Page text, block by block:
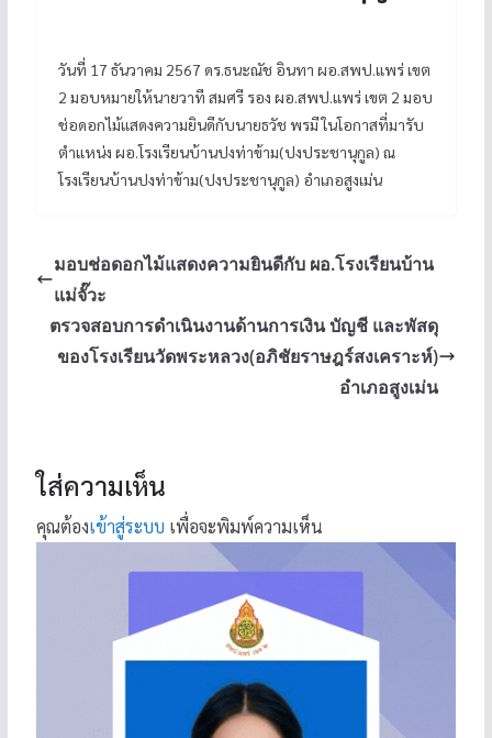
วันที่ 17 ธันวาคม 2567 ดร.ธนะณัช อินทา ผอ.สพป.แพร่ เขต
2 มอบหมายให้นายวาที สมศรี รอง ผอ.สพป.แพร่ เขต 2 มอบ
ช่อดอกไม้แสดงความยินดีกับนายธวัช พรมี ในโอกาสที่มารับ
ตำแหน่ง ผอ.โรงเรียนบ้านปงท่าข้าม(ปงประชานุกูล) ณ
โรงเรียนบ้านปงท่าข้าม(ปงประชานุกูล) อำเภอสูงเม่น
มอบช่อดอกไม้แสดงความยินดีกับ ผอ.โรงเรียนบ้าน
แม่จั๊วะ
ตรวจสอบการดำเนินงานด้านการเงิน บัญชี และพัสดุ
ของโรงเรียนวัดพระหลวง(อภิชัยราษฎร์สงเคราะห์)
อำเภอสูงเม่น
ใส่ความเห็น
คุณต้องเข้าสู่ระบบ เพื่อจะพิมพ์ความเห็น